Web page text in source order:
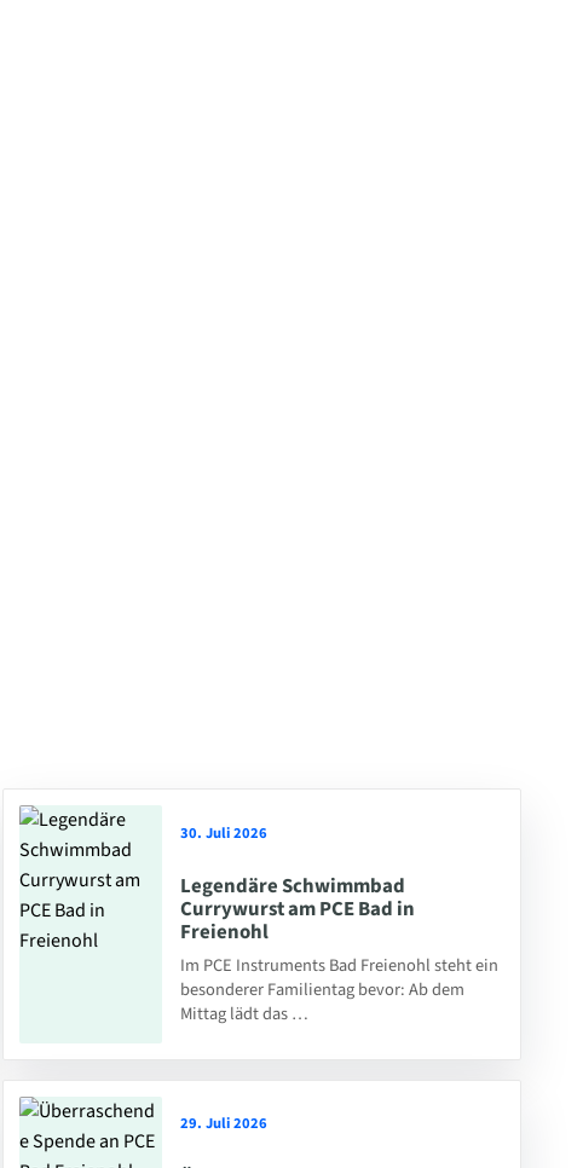
30. Juli 2026
Legendäre Schwimmbad
Currywurst am PCE Bad in
Freienohl
Im PCE Instruments Bad Freienohl steht ein
besonderer Familientag bevor: Ab dem
Mittag lädt das …
29. Juli 2026